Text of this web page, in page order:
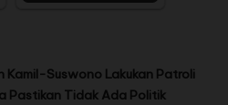
Kamil-Suswono Lakukan Patroli
Pastikan Tidak Ada Politik